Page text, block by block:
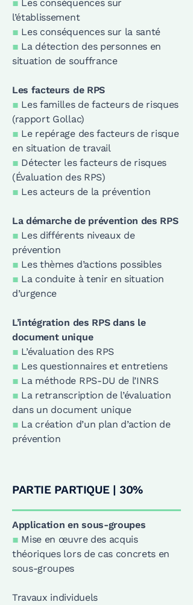
▪ Les conséquences sur
l’établissement
▪ Les conséquences sur la santé
▪ La détection des personnes en
situation de souffrance
Les facteurs de RPS
▪ Les familles de facteurs de risques
(rapport Gollac)
▪ Le repérage des facteurs de risque
en situation de travail
▪ Détecter les facteurs de risques
(Évaluation des RPS)
▪ Les acteurs de la prévention
La démarche de prévention des RPS
▪ Les différents niveaux de
prévention
▪ Les thèmes d’actions possibles
▪ La conduite à tenir en situation
d’urgence
L’intégration des RPS dans le
document unique
▪ L’évaluation des RPS
▪ Les questionnaires et entretiens
▪ La méthode RPS-DU de l’INRS
▪ La retranscription de l’évaluation
dans un document unique
▪ La création d’un plan d’action de
prévention
PARTIE PARTIQUE | 30%
Application en sous-groupes
▪ Mise en œuvre des acquis
théoriques lors de cas concrets en
sous-groupes
Travaux individuels